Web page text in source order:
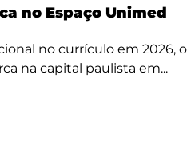
no Espaço Unimed
no currículo em 2026, o
na capital paulista em...